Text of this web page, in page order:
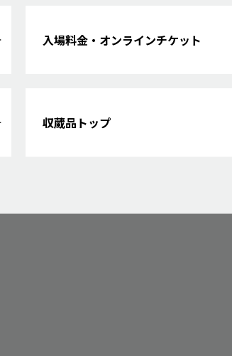
入場料金・オンラインチケット
収蔵品トップ